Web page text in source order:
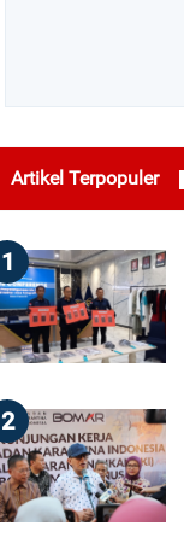
Artikel Terpopuler
1
2